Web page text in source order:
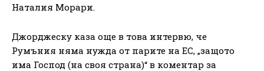
Наталия Морари.
Джорджеску каза още в това интервю, че
Румъния няма нужда от парите на ЕС, „защото
има Господ (на своя страна)“ в коментар за